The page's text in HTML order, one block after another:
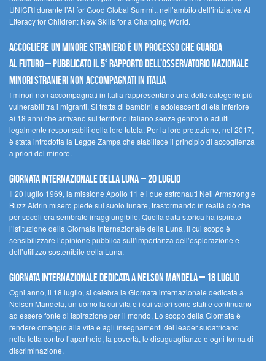
UNICRI durante l’AI for Good Global Summit, nell’ambito dell’iniziativa AI
Literacy for Children: New Skills for a Changing World.
Accogliere un minore straniero è un processo che guarda
al futuro – Pubblicato il 5° rapporto dell’Osservatorio Nazionale
Minori Stranieri Non Accompagnati in Italia
I minori non accompagnati in Italia rappresentano una delle categorie più
vulnerabili tra i migranti. Si tratta di bambini e adolescenti di età inferiore
ai 18 anni che arrivano sul territorio italiano senza genitori o adulti
legalmente responsabili della loro tutela. Per la loro protezione, nel 2017,
è stata introdotta la Legge Zampa che stabilisce il principio di accoglienza
a priori del minore.
Giornata Internazionale della Luna – 20 luglio
Il 20 luglio 1969, la missione Apollo 11 e i due astronauti Neil Armstrong e
Buzz Aldrin misero piede sul suolo lunare, trasformando in realtà ciò che
per secoli era sembrato irraggiungibile. Quella data storica ha ispirato
l’istituzione della Giornata internazionale della Luna, il cui scopo è
sensibilizzare l’opinione pubblica sull’importanza dell’esplorazione e
dell’utilizzo sostenibile della Luna.
Giornata internazionale dedicata a Nelson Mandela – 18 luglio
Ogni anno, il 18 luglio, si celebra la Giornata internazionale dedicata a
Nelson Mandela, un uomo la cui vita e i cui valori sono stati e continuano
ad essere fonte di ispirazione per il mondo. Lo scopo della Giornata è
rendere omaggio alla vita e agli insegnamenti del leader sudafricano
nella lotta contro l’apartheid, la povertà, le disuguaglianze e ogni forma di
discriminazione.